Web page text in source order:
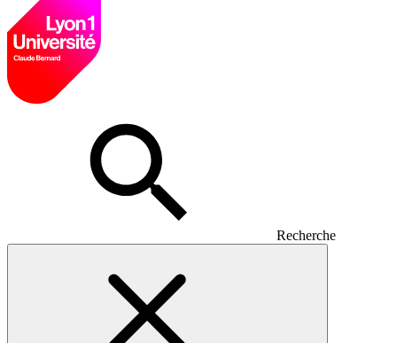
Recherche